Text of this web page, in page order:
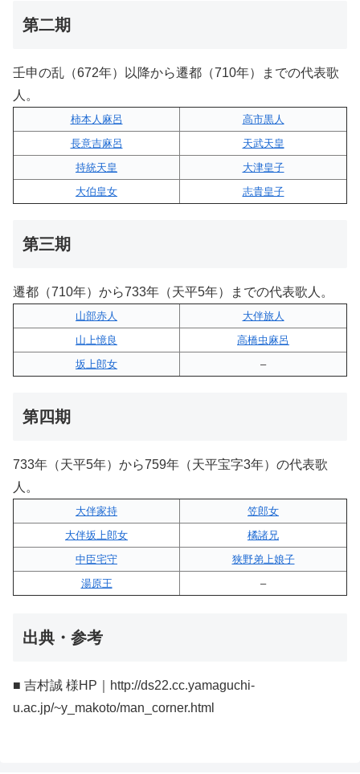
第二期
壬申の乱（672年）以降から遷都（710年）までの代表歌
人。
柿本人麻呂
高市黒人
長意吉麻呂
天武天皇
持統天皇
大津皇子
大伯皇女
志貴皇子
第三期
遷都（710年）から733年（天平5年）までの代表歌人。
山部赤人
大伴旅人
山上憶良
高橋虫麻呂
坂上郎女
–
第四期
733年（天平5年）から759年（天平宝字3年）の代表歌
人。
大伴家持
笠郎女
大伴坂上郎女
橘諸兄
中臣宅守
狭野弟上娘子
湯原王
–
出典・参考
■ 吉村誠 様HP｜http://ds22.cc.yamaguchi-
u.ac.jp/~y_makoto/man_corner.html